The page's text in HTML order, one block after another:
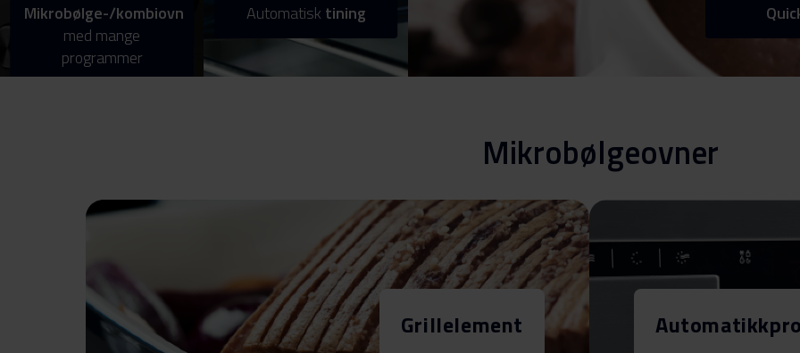
Mikrobølge-/kombiovn
med mange
programmer
Automatisk tining
Mikrobølgeovner
Grillelement